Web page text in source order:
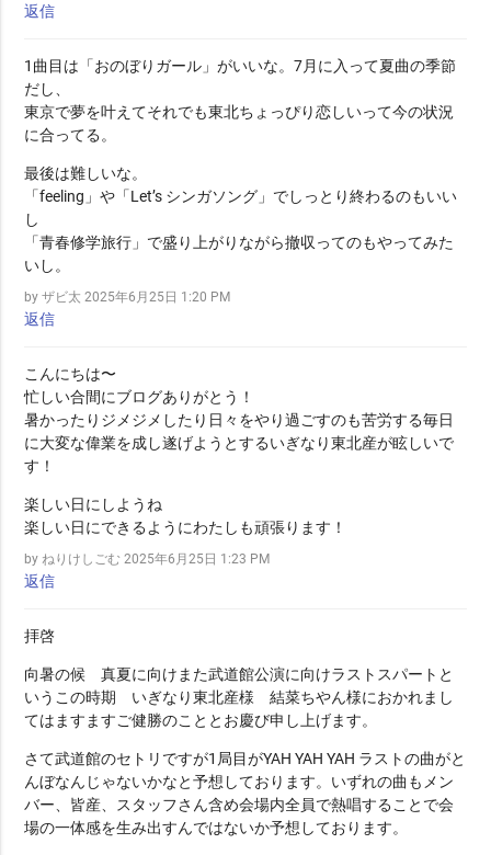
返信
1曲目は「おのぼりガール」がいいな。7月に入って夏曲の季節
だし、
東京で夢を叶えてそれでも東北ちょっぴり恋しいって今の状況
に合ってる。
最後は難しいな。
「feeling」や「Let’s シンガソング」でしっとり終わるのもいい
し
「青春修学旅行」で盛り上がりながら撤収ってのもやってみた
いし。
by ザビ太 2025年6月25日 1:20 PM
返信
こんにちは〜
忙しい合間にブログありがとう！
暑かったりジメジメしたり日々をやり過ごすのも苦労する毎日
に大変な偉業を成し遂げようとするいぎなり東北産が眩しいで
す！
楽しい日にしようね
楽しい日にできるようにわたしも頑張ります！
by ねりけしごむ 2025年6月25日 1:23 PM
返信
拝啓
向暑の候 真夏に向けまた武道館公演に向けラストスパートと
いうこの時期 いぎなり東北産様 結菜ちやん様におかれまし
てはますますご健勝のこととお慶び申し上げます。
さて武道館のセトリですが1局目がYAH YAH YAH ラストの曲がと
んぼなんじゃないかなと予想しております。いずれの曲もメン
バー、皆産、スタッフさん含め会場内全員で熱唱することで会
場の一体感を生み出すんではないか予想しております。